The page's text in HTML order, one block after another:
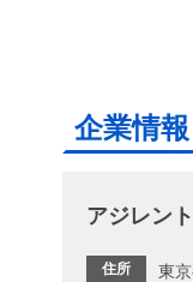
企業情報
アジレン
住所 東